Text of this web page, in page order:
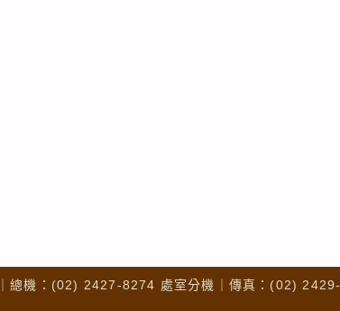
總機：(02) 2427-8274 處室分機｜傳真：(02) 2429-